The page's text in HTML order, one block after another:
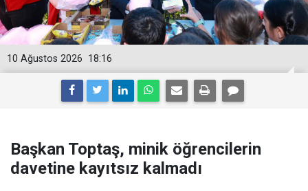
18:16
10 Ağustos 2026
Başkan Toptaş, minik öğrencilerin
davetine kayıtsız kalmadı